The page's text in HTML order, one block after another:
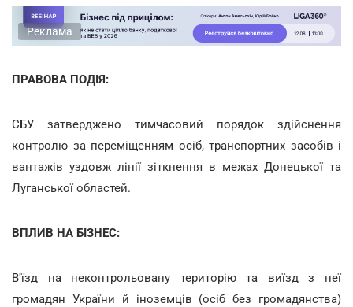
Реклама
ПРАВОВА ПОДІЯ:
СБУ затверджено тимчасовий порядок здійснення
контролю за переміщенням осіб, транспортних засобів і
вантажів уздовж лінії зіткнення в межах Донецької та
Луганської областей.
ВПЛИВ НА БІЗНЕС:
В'їзд на неконтрольовану територію та виїзд з неї
громадян України й іноземців (осіб без громадянства)